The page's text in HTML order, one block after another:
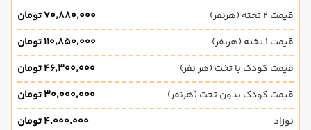
قیمت 2 تخته (هرنفر)
۷۰٬۸۸۰٬۰۰۰ تومان
قیمت 1 تخته (هرنفر)
۱۱۰٬۸۵۰٬۰۰۰ تومان
قیمت کودک با تخت (هر نفر)
۴۶٬۳۰۰٬۰۰۰ تومان
قیمت کودک بدون تخت (هرنفر)
۳۰٬۰۰۰٬۰۰۰ تومان
نوزاد
۴٬۰۰۰٬۰۰۰ تومان